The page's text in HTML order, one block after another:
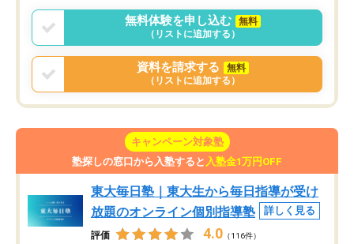
無料体験を申し込む
無料
（リストに追加する）
資料を請求する
無料
（リストに追加する）
キャンペーン対象塾
塾探しの窓口から入塾すると 入塾金1万円OFF
東大毎日塾｜東大生から毎日指導が受け
放題のオンライン個別指導塾
詳しく見る
評価 4.0 （116件）